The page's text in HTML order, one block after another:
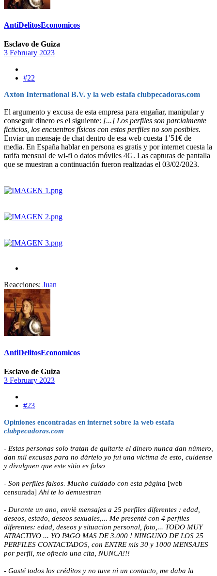
AntiDelitosEconomicos
Esclavo de Guiza
3 February 2023
#22
Axton International B.V. y la web estafa clubpecadoras.com
El argumento y excusa de esta empresa para engañar, manipular y
conseguir dinero es el siguiente: [...] Los perfiles son parcialmente
ficticios, los encuentros físicos con estos perfiles no son posibles.
Enviar un mensaje de chat dentro de esa web cuesta 1’51€ de
media. En España hablar en persona es gratis y por internet cuesta la
tarifa mensual de wi-fi o datos móviles 4G. Las capturas de pantalla
que se muestran a continuación fueron realizadas el 03/02/2023.
Reacciones: Juan
AntiDelitosEconomicos
Esclavo de Guiza
3 February 2023
#23
Opiniones encontradas en internet sobre la web estafa
clubpecadoras.com
- Estas personas solo tratan de quitarte el dinero nunca dan número,
dan mil excusas para no dártelo yo fui una víctima de esto, cuídense
y divulguen que este sitio es falso
- Son perfiles falsos. Mucho cuidado con esta página [web
censurada] Ahí te lo demuestran
- Durante un ano, enviè mensajes a 25 perfiles diferentes : edad,
deseos, estado, deseos sexuales,... Me presenté con 4 perfiles
diferentes: edad, deseos y situacion personal, foto,... TODO MUY
ATRACTIVO ... YO PAGO MAS DE 3.000 ! NINGUNO DE LOS 25
PERFILES CONTACTADOS, con ENTRE mis 30 y 1000 MENSAJES
por perfil, me ofrecio una cita, NUNCA!!!
- Gasté todos los créditos y no tuve ni un contacto, me daba la